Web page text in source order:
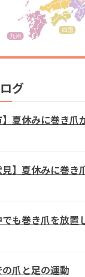
グ
夏休みに巻き爪
】夏休みに巻き
も巻き爪を放置
爪と足の運動